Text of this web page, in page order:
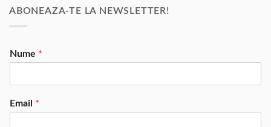
ABONEAZA-TE LA NEWSLETTER!
Nume *
Email *